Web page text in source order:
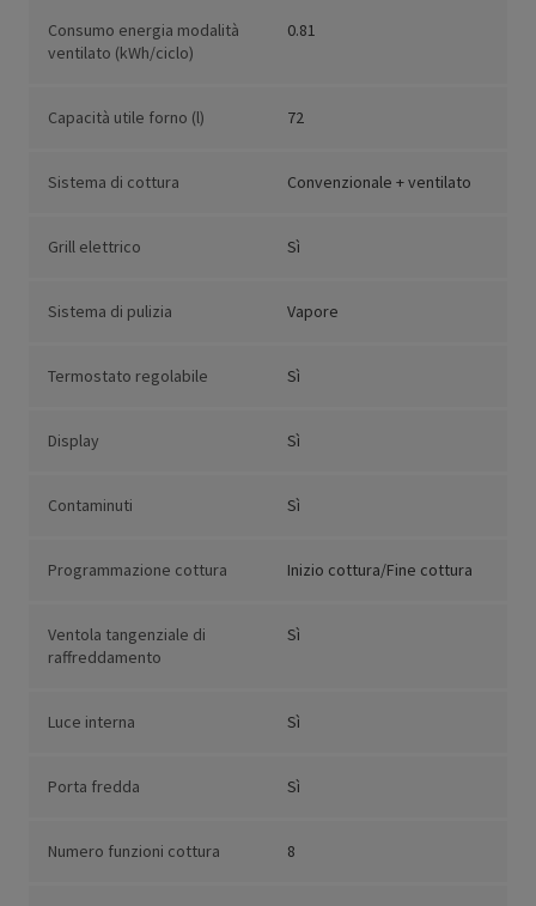
Consumo energia modalità
ventilato (kWh/ciclo)
0.81
Capacità utile forno (l) 72
Sistema di cottura Convenzionale + ventilato
Grill elettrico Sì
Sistema di pulizia Vapore
Termostato regolabile Sì
Display Sì
Contaminuti Sì
Programmazione cottura Inizio cottura/Fine cottura
Ventola tangenziale di
raffreddamento
Sì
Luce interna Sì
Porta fredda Sì
Numero funzioni cottura 8